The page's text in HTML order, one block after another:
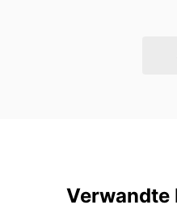
Verwandte